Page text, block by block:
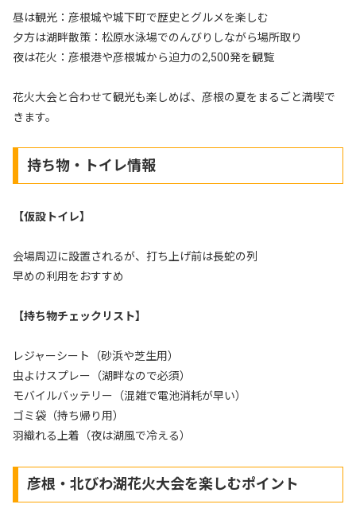
昼は観光：彦根城や城下町で歴史とグルメを楽しむ
夕方は湖畔散策：松原水泳場でのんびりしながら場所取り
夜は花火：彦根港や彦根城から迫力の2,500発を観覧
花火大会と合わせて観光も楽しめば、彦根の夏をまるごと満喫で
きます。
持ち物・トイレ情報
【仮設トイレ】
会場周辺に設置されるが、打ち上げ前は長蛇の列
早めの利用をおすすめ
【持ち物チェックリスト】
レジャーシート（砂浜や芝生用）
虫よけスプレー（湖畔なので必須）
モバイルバッテリー（混雑で電池消耗が早い）
ゴミ袋（持ち帰り用）
羽織れる上着（夜は湖風で冷える）
彦根・北びわ湖花火大会を楽しむポイント